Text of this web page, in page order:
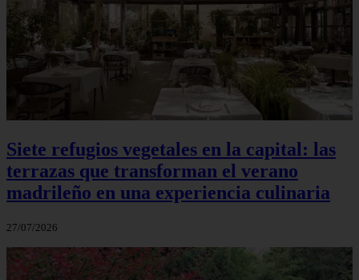
Siete refugios vegetales en la capital: las
terrazas que transforman el verano
madrileño en una experiencia culinaria
27/07/2026